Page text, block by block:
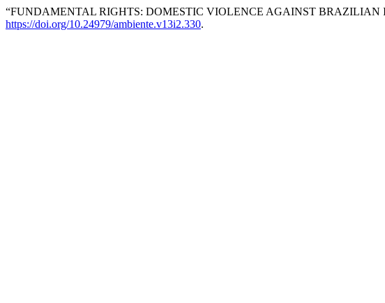
“FUNDAMENTAL RIGHTS: DOMESTIC VIOLENCE AGAINST BRAZILIAN
https://doi.org/10.24979/ambiente.v13i2.330.